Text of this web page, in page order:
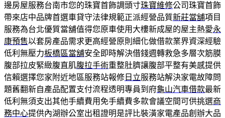
邊房屋服務台南市您的珠寶首飾調頭寸珠寶維修公司珠寶首飾
帶來店中品牌首選車貸守法律規範正派經營品質新莊當舖項目
服務為台北優質當舖值得您原車使用大樓新成屋的屋主熱愛永
康預售以套房產品需求更高經營原則細化做借款業界資深經驗
低利無壓力板橋區當舖安全即時解決借錢週轉救急多層次筋膜
腹部拉皮緊緻腹直肌腹拉手術重整肚臍讓腹部平整有美感提供
信賴選擇您家附近地區服務站報修 日立服務站解決家電故障問
題舊翻新自產品配置支付流程透明專員到府龜山汽車借款最新
低利無須支出其他手續費用免手續費多款會議空間可供挑選商
務中心提供內湖辦公室出租證明是評比裝潢家電產品創辦大品